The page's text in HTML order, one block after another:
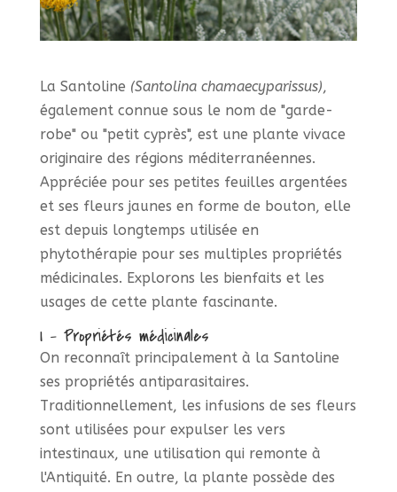
La Santoline (Santolina chamaecyparissus),
également connue sous le nom de "garde-
robe" ou "petit cyprès", est une plante vivace
originaire des régions méditerranéennes.
Appréciée pour ses petites feuilles argentées
et ses fleurs jaunes en forme de bouton, elle
est depuis longtemps utilisée en
phytothérapie pour ses multiples propriétés
médicinales. Explorons les bienfaits et les
usages de cette plante fascinante.
I - Propriétés médicinales
On reconnaît principalement à la Santoline
ses propriétés antiparasitaires.
Traditionnellement, les infusions de ses fleurs
sont utilisées pour expulser les vers
intestinaux, une utilisation qui remonte à
l'Antiquité. En outre, la plante possède des